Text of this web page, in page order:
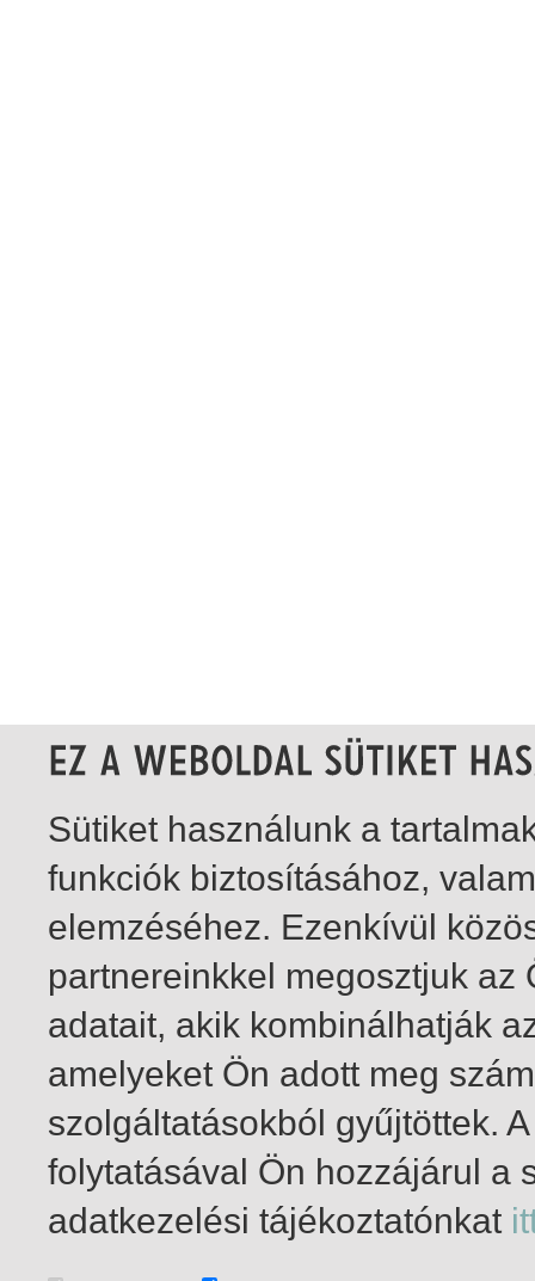
1-2 / total 2 hit
Sütiket használunk a
funkciók biztosításához,
elemzéséhez. Ezenkívül
partnereinkkel megosztjuk
adatait, akik kombinálhatják
amelyeket Ön adott meg
szolgáltatásokból gyűjtöttek.
folytatásával Ön hozzájárul a
adatkezelési tájékoztatónkat